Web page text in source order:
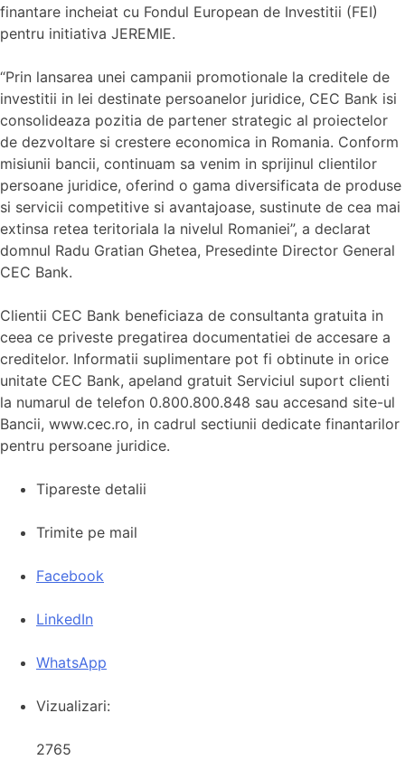
finantare incheiat cu Fondul European de Investitii (FEI)
pentru initiativa JEREMIE.
“Prin lansarea unei campanii promotionale la creditele de
investitii in lei destinate persoanelor juridice, CEC Bank isi
consolideaza pozitia de partener strategic al proiectelor
de dezvoltare si crestere economica in Romania. Conform
misiunii bancii, continuam sa venim in sprijinul clientilor
persoane juridice, oferind o gama diversificata de produse
si servicii competitive si avantajoase, sustinute de cea mai
extinsa retea teritoriala la nivelul Romaniei”, a declarat
domnul Radu Gratian Ghetea, Presedinte Director General
CEC Bank.
Clientii CEC Bank beneficiaza de consultanta gratuita in
ceea ce priveste pregatirea documentatiei de accesare a
creditelor. Informatii suplimentare pot fi obtinute in orice
unitate CEC Bank, apeland gratuit Serviciul suport clienti
la numarul de telefon 0.800.800.848 sau accesand site-ul
Bancii, www.cec.ro, in cadrul sectiunii dedicate finantarilor
pentru persoane juridice.
Tipareste detalii
Trimite pe mail
Facebook
LinkedIn
WhatsApp
Vizualizari:
2765